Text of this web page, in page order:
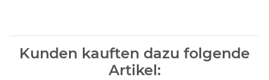
Kunden kauften dazu folgende
Artikel: